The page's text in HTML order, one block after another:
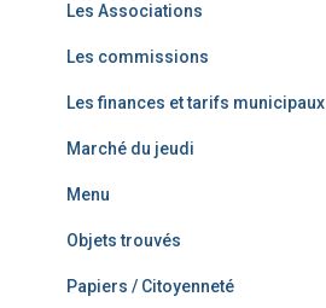
Les Associations
Les commissions
Les finances et tarifs municipaux
Marché du jeudi
Menu
Objets trouvés
Papiers / Citoyenneté